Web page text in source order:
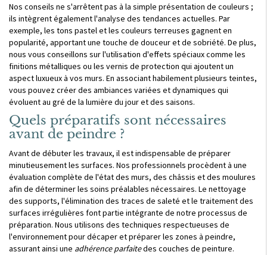
Nos conseils ne s'arrêtent pas à la simple présentation de couleurs ;
ils intègrent également l'analyse des tendances actuelles. Par
exemple, les tons pastel et les couleurs terreuses gagnent en
popularité, apportant une touche de douceur et de sobriété. De plus,
nous vous conseillons sur l'utilisation d'effets spéciaux comme les
finitions métalliques ou les vernis de protection qui ajoutent un
aspect luxueux à vos murs. En associant habilement plusieurs teintes,
vous pouvez créer des ambiances variées et dynamiques qui
évoluent au gré de la lumière du jour et des saisons.
Quels préparatifs sont nécessaires
avant de peindre ?
Avant de débuter les travaux, il est indispensable de préparer
minutieusement les surfaces. Nos professionnels procèdent à une
évaluation complète de l'état des murs, des châssis et des moulures
afin de déterminer les soins préalables nécessaires. Le nettoyage
des supports, l'élimination des traces de saleté et le traitement des
surfaces irrégulières font partie intégrante de notre processus de
préparation. Nous utilisons des techniques respectueuses de
l'environnement pour décaper et préparer les zones à peindre,
assurant ainsi une adhérence parfaitedes couches de peinture.